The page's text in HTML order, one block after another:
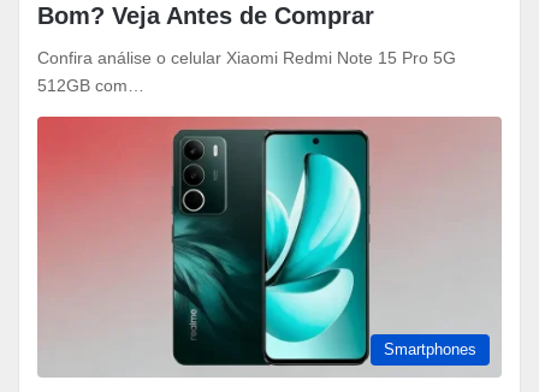
Bom? Veja Antes de Comprar
Confira análise o celular Xiaomi Redmi Note 15 Pro 5G
512GB com…
Smartphones